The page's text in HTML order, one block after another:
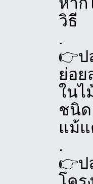
วิธี
.
👉ป
ย่อย
ในไ
ชนิด
แม้แ
.
👉ป